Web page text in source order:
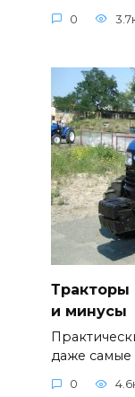
0
Тракторы
и минусы
даже
0